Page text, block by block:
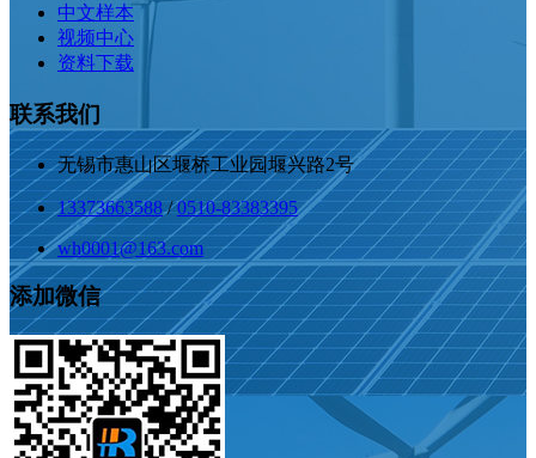
中文样本
视频中心
资料下载
联系我们
无锡市惠山区堰桥工业园堰兴路2号
13373663588/0510-83383395
wh0001@163.com
添加微信